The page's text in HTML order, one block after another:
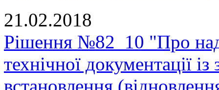
21.02.2018
Рішення №82_10 "Про
технічної документації